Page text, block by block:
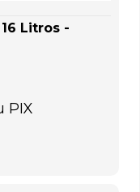
Litros -
PIX